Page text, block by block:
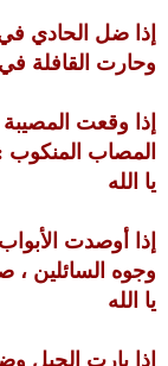
إذا ضل الحادي
وحارت القافلة في
إذا وقعت
المصاب المنكوب
يا الله
إذا أوصدت
وجوه السائلين ،
يا الله
إذا بارت الحيل